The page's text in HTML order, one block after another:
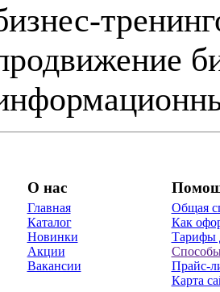
О нас
Главная
Каталог
Новинки
Акции
Вакансии
Общая
Как
Тарифы
Прайс-
Карта